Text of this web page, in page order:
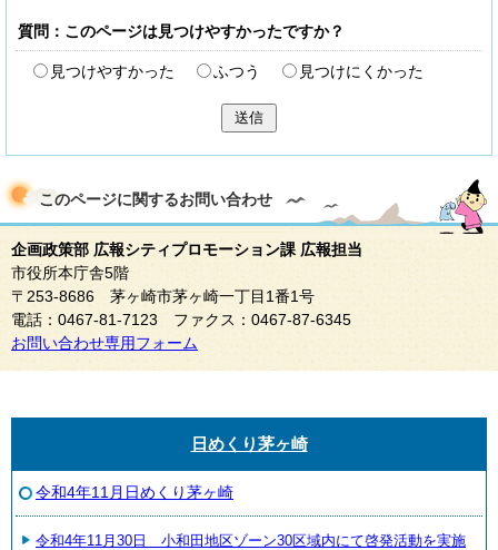
質問：このページは見つけやすかったですか？
見つけやすかった ふつう 見つけにくかった
送信
このページに関するお問い合わせ
企画政策部 広報シティプロモーション課 広報担当
市役所本庁舎5階
〒253-8686 茅ヶ崎市茅ヶ崎一丁目1番1号
電話：0467-81-7123 ファクス：0467-87-6345
お問い合わせ専用フォーム
日めくり茅ヶ崎
令和4年11月日めくり茅ヶ崎
令和4年11月30日 小和田地区ゾーン30区域内にて啓発活動を実施